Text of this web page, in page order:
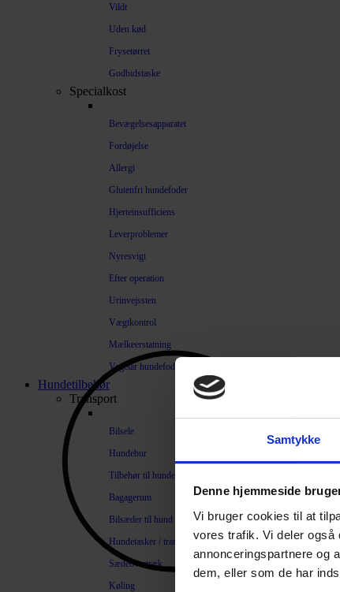
Samtykke
Denne hjemmeside
Vi bruger cookies til at
vores trafik. Vi deler også
annonceringspartnere og
dem, eller som de har
Vildt
Uden kød
Frysetørret
Godbidstaske
Specialkost
Bevægelsesapparatet
Fordøjelse
Allergi
Glutenfri hundefoder
Hjerteinsufficiens
Leverproblemer
Nyresvigt
Efter operation
Urinvejssten
Vægtkontrol
Mælkeerstatning
Vegetar hundefoder
Hundetilbehør
Transport
Bilsele
Hundebur
Tilbehør til hundebure
Bagagerum
Bilsæder til hund
Hundetasker / transportkasser
Sædeovertræk
Køling